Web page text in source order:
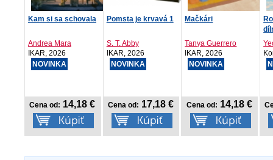
Kam si sa schovala
Andrea Mara
IKAR, 2026
NOVINKA
Cena od: 14,18 €
Pomsta je krvavá 1
S. T. Abby
IKAR, 2026
NOVINKA
Cena od: 17,18 €
Mačkári
Tanya Guerrero
IKAR, 2026
NOVINKA
Cena od: 14,18 €